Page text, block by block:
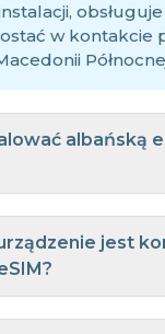
obsługuje
w kontakcie
albańską
jest